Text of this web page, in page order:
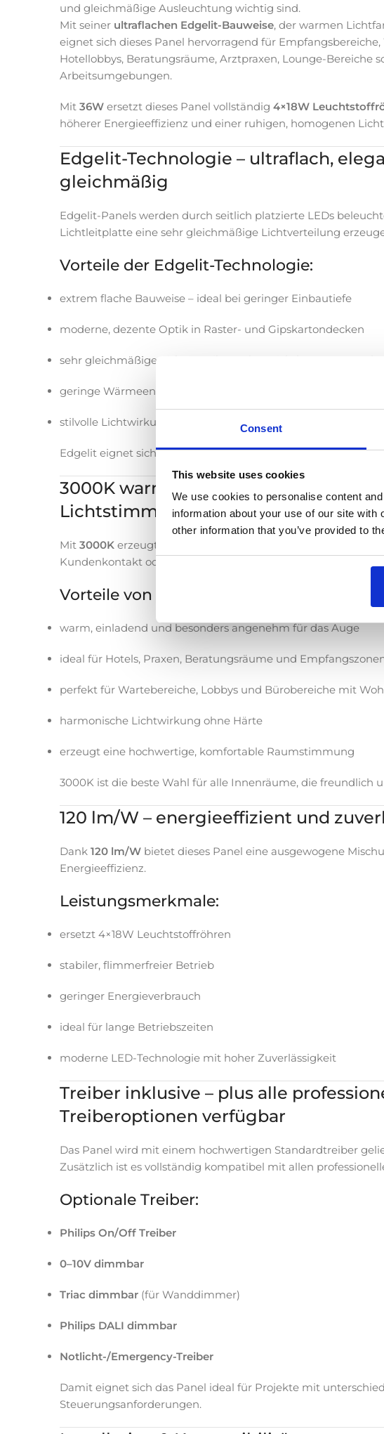
Consent
This website uses cookies
We use cookies to personalise content
information about your use of our site
other information that you’ve provided to
und gleichmäßige Ausleuchtung wichtig sind.
Mit seiner ultraflachen Edgelit-Bauweise, der warmen
eignet sich dieses Panel hervorragend für
Hotellobbys, Beratungsräume, Arztpraxen, Lounge-Bereiche
Arbeitsumgebungen.
Mit 36W ersetzt dieses Panel vollständig 4×18W
höherer Energieeffizienz und einer ruhigen, homogenen
Edgelit-Technologie – ultraflach,
gleichmäßig
Edgelit-Panels werden durch seitlich platzierte LEDs
Lichtleitplatte eine sehr gleichmäßige Lichtverteilung
Vorteile der Edgelit-Technologie:
extrem flache Bauweise – ideal bei geringer Einbautiefe
moderne, dezente Optik in Raster- und Gipskartondecken
sehr gleichmäßige Lichtverteilung ohne sichtbare LED-Punkte
geringe Wärmeentwicklung
stilvolle Lichtwirkung über die gesamte 120×30-Fläche
Edgelit eignet sich ideal für Räume, in denen Design und
3000K warmweiß – angenehme,
Lichtstimmung
Mit 3000K erzeugt dieses Panel eine warme, behagliche
Kundenkontakt oder angenehmer Atmosphäre.
Vorteile von 3000K:
warm, einladend und besonders angenehm für das Auge
ideal für Hotels, Praxen, Beratungsräume und
perfekt für Wartebereiche, Lobbys und Bürobereiche mit
harmonische Lichtwirkung ohne Härte
erzeugt eine hochwertige, komfortable Raumstimmung
3000K ist die beste Wahl für alle Innenräume, die freundlich
120 lm/W – energieeffizient und
Dank 120 lm/W bietet dieses Panel eine ausgewogene
Energieeffizienz.
Leistungsmerkmale:
ersetzt 4×18W Leuchtstoffröhren
stabiler, flimmerfreier Betrieb
geringer Energieverbrauch
ideal für lange Betriebszeiten
moderne LED-Technologie mit hoher Zuverlässigkeit
Treiber inklusive – plus alle
Treiberoptionen verfügbar
Das Panel wird mit einem hochwertigen Standardtreiber
Zusätzlich ist es vollständig kompatibel mit allen
Optionale Treiber:
Philips On/Off Treiber
0–10V dimmbar
Triac dimmbar (für Wanddimmer)
Philips DALI dimmbar
Notlicht-/Emergency-Treiber
Damit eignet sich das Panel ideal für Projekte mit
Steuerungsanforderungen.